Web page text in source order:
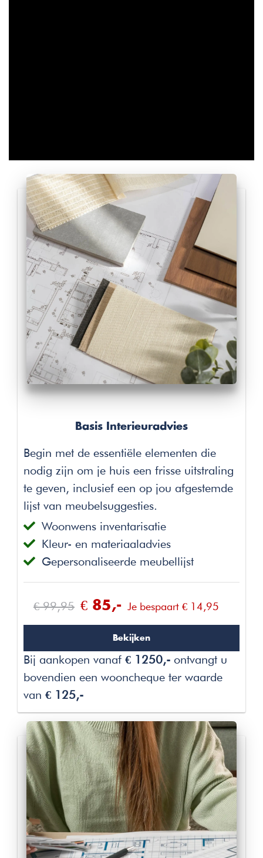
Basis Interieuradvies
Begin met de essentiële elementen die
nodig zijn om je huis een frisse uitstraling
te geven, inclusief een op jou afgestemde
lijst van meubelsuggesties.
Woonwens inventarisatie
Kleur- en materiaaladvies
Gepersonaliseerde meubellijst
€ 99,95 € 85,- Je bespaart € 14,95
Bekijken
Bij aankopen vanaf € 1250,- ontvangt u
bovendien een wooncheque ter waarde
van € 125,-